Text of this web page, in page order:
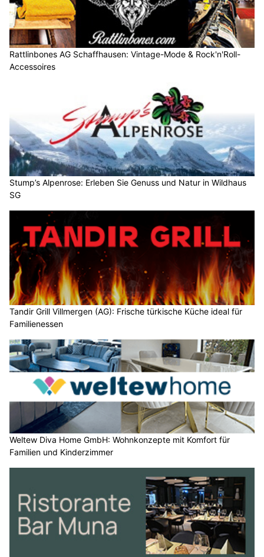
Rattlinbones AG Schaffhausen: Vintage-Mode & Rock'n'Roll-
Accessoires
Stump’s Alpenrose: Erleben Sie Genuss und Natur in Wildhaus
SG
Tandir Grill Villmergen (AG): Frische türkische Küche ideal für
Familienessen
Weltew Diva Home GmbH: Wohnkonzepte mit Komfort für
Familien und Kinderzimmer